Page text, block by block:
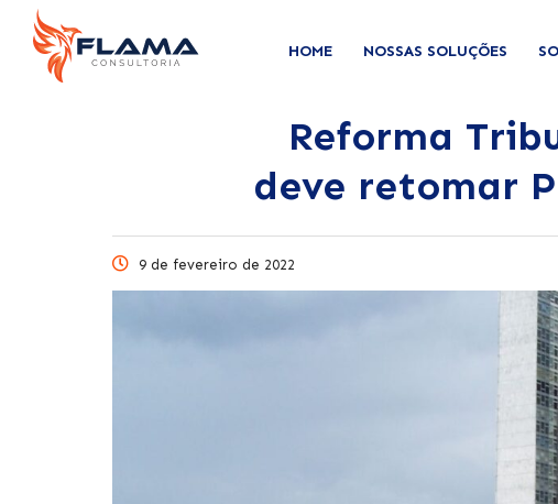
HOME NOSSAS SOLUÇÕES
Reforma
deve retomar
9 de fevereiro de 2022